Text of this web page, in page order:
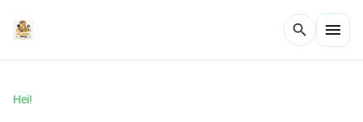
search menu
Hei!